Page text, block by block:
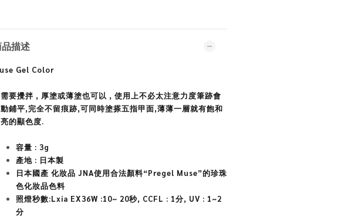
描述
Gel Color
要攪拌 , 厚塗或薄塗也可以 , 使用上不必太注意力度筆跡會
鋪平,完全不留痕跡,可同時塗搽五指甲面,薄薄一層就有飽和
的顯色度.
容量 : 3g
產地 : 日本製
日本國產 化妝品 JNA使用合法顏料“Pregel Muse”的珍珠
色化妝品色料
照燈秒數:Lxia EX36W :10~ 20秒, CCFL : 1分, UV : 1~2
分